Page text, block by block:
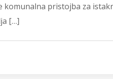
komunalna pristojba za
[…]